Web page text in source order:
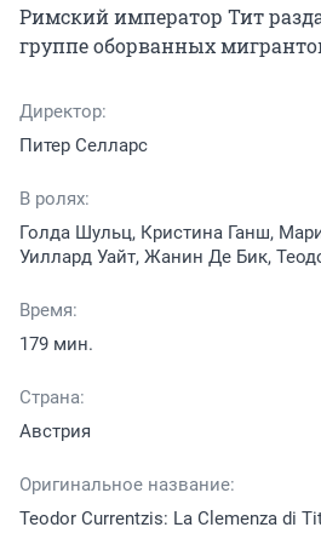
Римский император Тит
группе оборванных
Директор:
Питер Селларс
В ролях:
Голда Шульц, Кристина Ганш,
Уиллард Уайт, Жанин Де Бик,
Время:
179 мин.
Страна:
Австрия
Оригинальное название:
Teodor Currentzis: La Clemenza di